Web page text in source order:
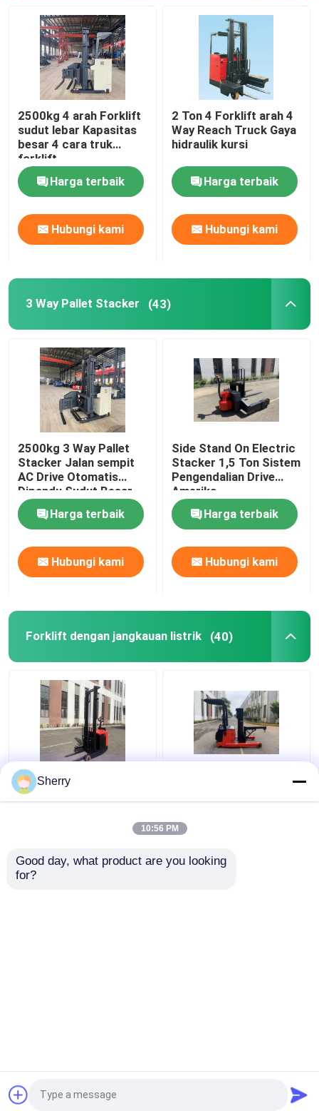
2500kg 4 arah Forklift
sudut lebar Kapasitas
besar 4 cara truk
forklift
Harga terbaik
Hubungi kami
2 Ton 4 Forklift arah 4
Way Reach Truck Gaya
hidraulik kursi
Harga terbaik
Hubungi kami
3 Way Pallet Stacker (43)
2500kg 3 Way Pallet
Stacker Jalan sempit
AC Drive Otomatis
Dipandu Sudut Besar
Harga terbaik
Hubungi kami
Side Stand On Electric
Stacker 1,5 Ton Sistem
Pengendalian Drive
Amerika
Harga terbaik
Hubungi kami
Forklift dengan jangkauan listrik (40)
Berdiri di Electric
Reach Forklift truk
Tidak standar Electric
Kg
cina.Copyright © 2026 XIAN EXITO IMPORT AND
Sherry
10:56 PM
Good day, what product are you looking
for?